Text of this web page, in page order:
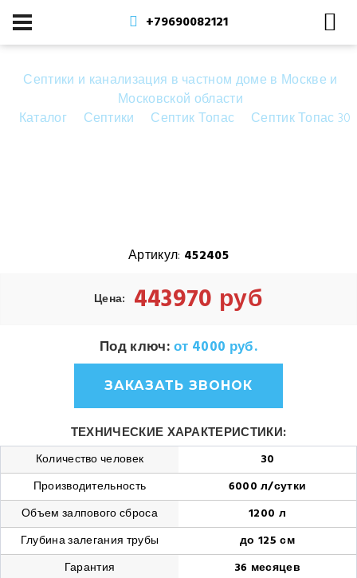
+79690082121
Септики и канализация в частном доме в Москве и
Московской области
Каталог
Септики Септик Топас
Септик Топас 30
Артикул: 452405
Цена: 443970 руб
Под ключ:от 4000 руб.
ЗАКАЗАТЬ ЗВОНОК
ТЕХНИЧЕСКИЕ ХАРАКТЕРИСТИКИ:
Количество человек
30
Производительность
6000 л/сутки
Объем залпового сброса
1200 л
Глубина залегания трубы
до 125 см
Гарантия
36 месяцев